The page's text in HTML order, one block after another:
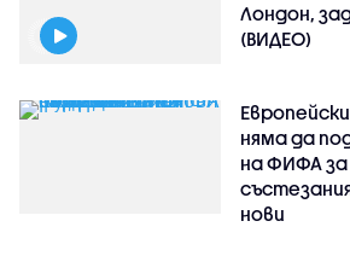
Лондон,
(ВИДЕО)
няма да
на ФИФА
нови